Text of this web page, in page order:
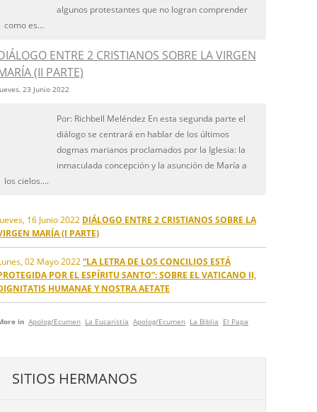
algunos protestantes que no logran comprender
como es...
ENTRE 2 CRISTIANOS SOBRE LA VIRGEN
(II PARTE)
23 Junio 2022
Por: Richbell Meléndez En esta segunda parte el
diálogo se centrará en hablar de los últimos
dogmas marianos proclamados por la Iglesia: la
inmaculada concepción y la asunción de María a
los cielos....
16 Junio 2022 DIÁLOGO ENTRE 2 CRISTIANOS SOBRE LA
MARÍA (I PARTE)
02 Mayo 2022 “LA LETRA DE LOS CONCILIOS ESTÁ
POR EL ESPÍRITU SANTO”: SOBRE EL VATICANO II,
HUMANAE Y NOSTRA AETATE
in Apolog/Ecumen La Eucaristia Apolog/Ecumen La Biblia El Papa
SITIOS HERMANOS